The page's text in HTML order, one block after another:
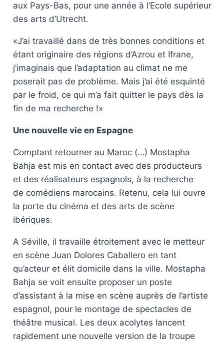
aux Pays-Bas, pour une année à l’Ecole supérieur
des arts d’Utrecht.
«J’ai travaillé dans de très bonnes conditions et
étant originaire des régions d’Azrou et Ifrane,
j’imaginais que l’adaptation au climat ne me
poserait pas de problème. Mais j’ai été esquinté
par le froid, ce qui m’a fait quitter le pays dès la
fin de ma recherche !»
Une nouvelle vie en Espagne
Comptant retourner au Maroc (…) Mostapha
Bahja est mis en contact avec des producteurs
et des réalisateurs espagnols, à la recherche
de comédiens marocains. Retenu, cela lui ouvre
la porte du cinéma et des arts de scène
ibériques.
A Séville, il travaille étroitement avec le metteur
en scène Juan Dolores Caballero en tant
qu’acteur et élit domicile dans la ville. Mostapha
Bahja se voit ensuite proposer un poste
d’assistant à la mise en scène auprès de l’artiste
espagnol, pour le montage de spectacles de
théâtre musical. Les deux acolytes lancent
rapidement une nouvelle version de la troupe